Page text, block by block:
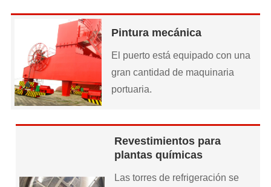
Pintura mecánica
El puerto está equipado con una
gran cantidad de maquinaria
portuaria.
Revestimientos para
plantas químicas
Las torres de refrigeración se